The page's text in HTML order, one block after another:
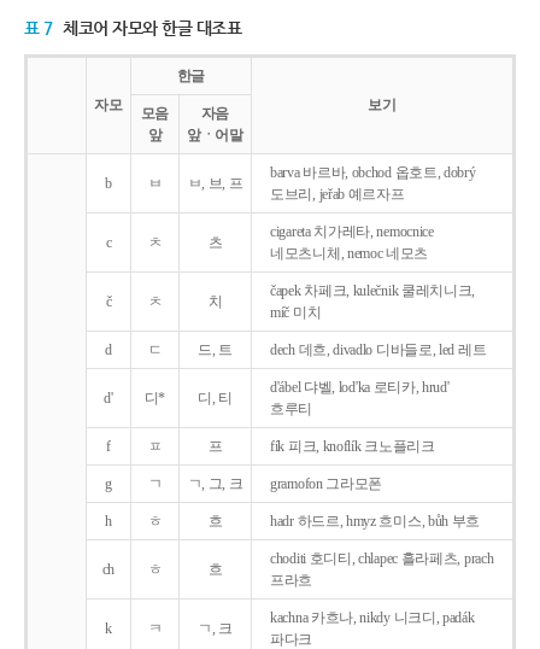
표 7 체코어 자모와 한글 대조표
자모
한글
보기
모음
앞
자음
앞ㆍ어말
b ㅂ ㅂ, 브, 프
barva 바르바, obchod 옵호트, dobrý
도브리, jeřab 예르자프
c ㅊ 츠
cigareta 치가레타, nemocnice
네모츠니체, nemoc 네모츠
č ㅊ 치
čapek 차페크, kulečnik 쿨레치니크,
míč 미치
d ㄷ 드, 트 dech 데흐, divadlo 디바들로, led 레트
d' 디* 디, 티
d'ábel 댜벨, lod'ka 로티카, hrud'
흐루티
f ㅍ 프 fík 피크, knoflík 크노플리크
g ㄱ ㄱ, 그, 크 gramofon 그라모폰
h ㅎ 흐 hadr 하드르, hmyz 흐미스, bůh 부흐
ch ㅎ 흐
choditi 호디티, chlapec 흘라페츠, prach
프라흐
k ㅋ ㄱ, 크
kachna 카흐나, nikdy 니크디, padák
파다크